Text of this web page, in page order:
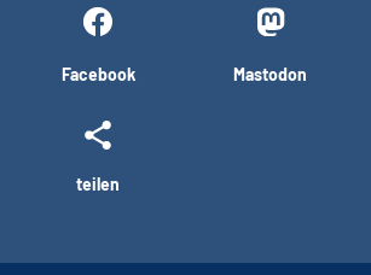
Facebook Mastodon
teilen